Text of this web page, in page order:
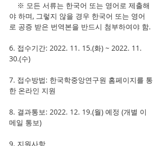
야 하며, 그렇지 않을 경우 한국어 또는 영어
로 공증 받은 번역본을 반드시 첨부하여야 함.
6. 접수기간: 2022. 11. 15.(화) ~ 2022. 11.
30.(수)
7. 접수방법: 한국학중앙연구원 홈페이지를 통
한 온라인 지원
8. 결과통보: 2022. 12. 19.(월) 예정 (개별 이
메일 통보)
9. 지원사항